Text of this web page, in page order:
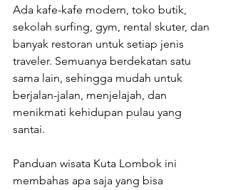
Ada kafe-kafe modern, toko butik,
sekolah surfing, gym, rental skuter, dan
banyak restoran untuk setiap jenis
traveler. Semuanya berdekatan satu
sama lain, sehingga mudah untuk
berjalan-jalan, menjelajah, dan
menikmati kehidupan pulau yang
santai.
Panduan wisata Kuta Lombok ini
membahas apa saja yang bisa